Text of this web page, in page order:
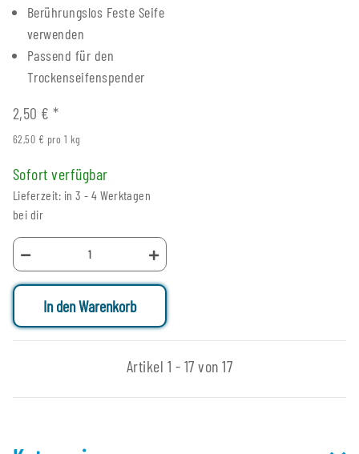
Berührungslos Feste Seife
verwenden
Passend für den
Trockenseifenspender
2,50 €*
62,50 € pro 1 kg
Sofort verfügbar
Lieferzeit: in 3 - 4 Werktagen
bei dir
In den Warenkorb
Artikel 1 - 17 von 17